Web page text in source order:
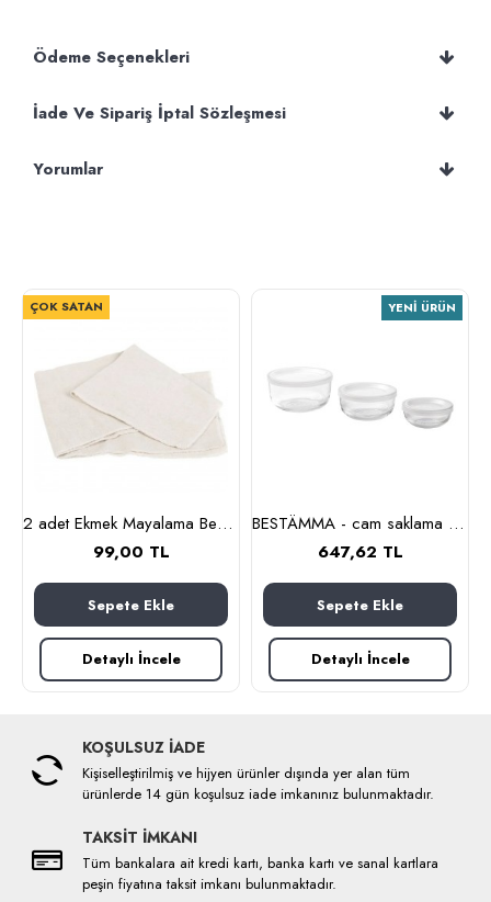
Ödeme Seçenekleri
İade Ve Sipariş İptal Sözleşmesi
Yorumlar
ÇOK SATAN
2 adet Ekmek Mayalama Bezi 50x70 cm, %100 Pamuk Amerikan Pasa Bezi
99,00 TL
Sepete Ekle
Detaylı İncele
YENI ÜRÜN
BESTÄMMA - cam saklama kabı seti (cam)
647,62 TL
Sepete Ekle
Detaylı İncele
KOŞULSUZ İADE
Kişiselleştirilmiş ve hijyen ürünler dışında yer alan tüm
ürünlerde 14 gün koşulsuz iade imkanınız bulunmaktadır.
TAKSİT İMKANI
Tüm bankalara ait kredi kartı, banka kartı ve sanal kartlara
peşin fiyatına taksit imkanı bulunmaktadır.